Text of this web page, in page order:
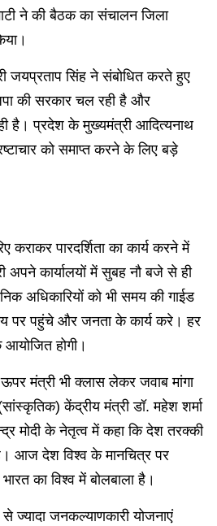
ने की बैठक का संचालन जिला
जयप्रताप सिंह ने संबोधित करते हुए
की सरकार चल रही है और
है। प्रदेश के मुख्यमंत्री आदित्यनाथ
को समाप्त करने के लिए बड़े
कराकर पारदर्शिता का कार्य करने में
कार्यालयों में सुबह नौ बजे से ही
अधिकारियों को भी समय की गाईड
पर पहुंचे और जनता के कार्य करे। हर
आयोजित होगी।
मंत्री भी क्लास लेकर जवाब मांगा
केंद्रीय मंत्री डॉ. महेश शर्मा
मोदी के नेतृत्व में कहा कि देश तरक्की
आज देश विश्व के मानचित्र पर
का विश्व में बोलबाला है।
जनकल्याणकारी योजनाएं